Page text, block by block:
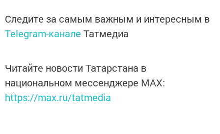
Следите за самым важным и интересным в
Telegram-канале Татмедиа
Читайте новости Татарстана в
национальном мессенджере MАХ:
https://max.ru/tatmedia